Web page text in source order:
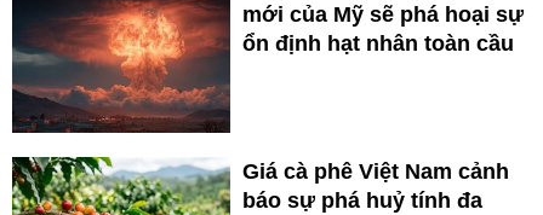
mới của Mỹ sẽ phá hoại sự
ổn định hạt nhân toàn cầu
Giá cà phê Việt Nam cảnh
báo sự phá huỷ tính đa